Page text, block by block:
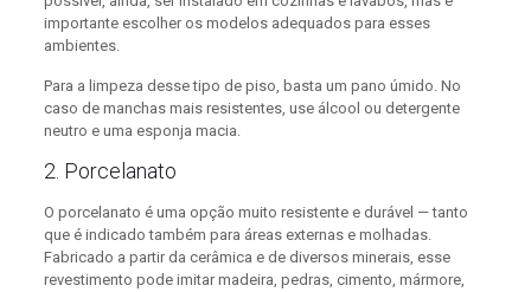
importante escolher os modelos adequados para esses
ambientes.
Para a limpeza desse tipo de piso, basta um pano úmido. No
caso de manchas mais resistentes, use álcool ou detergente
neutro e uma esponja macia.
2. Porcelanato
O porcelanato é uma opção muito resistente e durável — tanto
que é indicado também para áreas externas e molhadas.
Fabricado a partir da cerâmica e de diversos minerais, esse
revestimento pode imitar madeira, pedras, cimento, mármore,